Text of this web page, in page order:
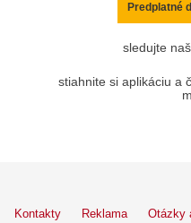
Predplatné
sledujte
stiahnite si aplikáciu a
Kontakty Reklama Otázky